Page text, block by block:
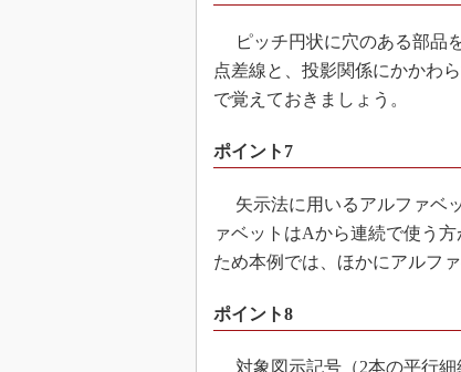
ピッチ円状に穴のある部品
点差線と、投影関係にかかわ
で覚えておきましょう。
ポイント7
矢示法に用いるアルファベ
ァベットはAから連続で使う
ため本例では、ほかにアルフ
ポイント8
対象図示記号（2本の平行細